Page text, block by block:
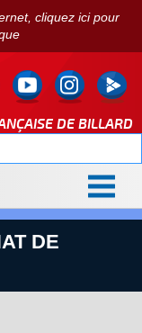
cliquez ici pour
DE BILLARD
DE